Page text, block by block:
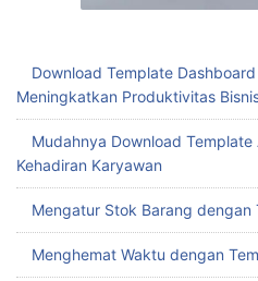
Download Template
Meningkatkan Produktivitas
Mudahnya Download Template
Kehadiran Karyawan
Mengatur Stok Barang
Menghemat Waktu dengan